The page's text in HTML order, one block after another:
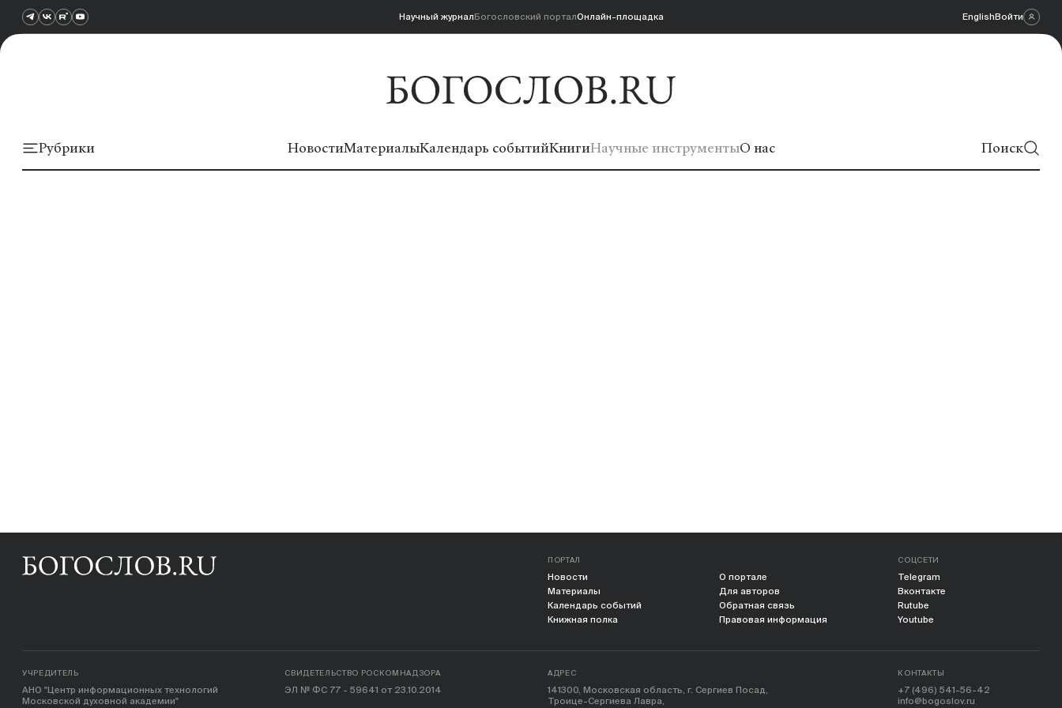
Научный журналБогословский порталОнлайн-площадка EnglishВойти
Рубрики НовостиМатериалыКалендарь событийКнигиНаучные инструментыО нас Поиск
ПОРТАЛ
Новости
Материалы
Календарь событий
Книжная полка
О портале
Для авторов
Обратная связь
Правовая информация
СОЦСЕТИ
Telegram
Вконтакте
Rutube
Youtube
УЧРЕДИТЕЛЬ
АНО "Центр информационных технологий
Московской духовной академии"
СВИДЕТЕЛЬСТВО РОСКОМНАДЗОРА
ЭЛ № ФС 77 - 59641 от 23.10.2014
АДРЕС
141300, Московская область, г. Сергиев Посад,
Троице-Сергиева Лавра,
КОНТАКТЫ
+7 (496) 541-56-42
info@bogoslov.ru